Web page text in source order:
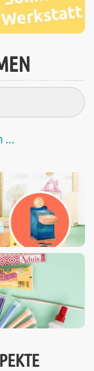
...